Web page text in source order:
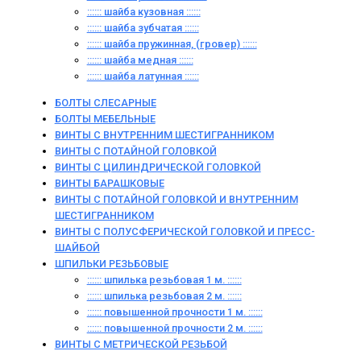
:::::: шайба кузовная ::::::
:::::: шайба зубчатая ::::::
:::::: шайба пружинная, (гровер) ::::::
:::::: шайба медная ::::::
:::::: шайба латунная ::::::
БОЛТЫ СЛЕСАРНЫЕ
БОЛТЫ МЕБЕЛЬНЫЕ
ВИНТЫ С ВНУТРЕННИМ ШЕСТИГРАННИКОМ
ВИНТЫ С ПОТАЙНОЙ ГОЛОВКОЙ
ВИНТЫ С ЦИЛИНДРИЧЕСКОЙ ГОЛОВКОЙ
ВИНТЫ БАРАШКОВЫЕ
ВИНТЫ С ПОТАЙНОЙ ГОЛОВКОЙ И ВНУТРЕННИМ
ШЕСТИГРАННИКОМ
ВИНТЫ С ПОЛУСФЕРИЧЕСКОЙ ГОЛОВКОЙ И ПРЕСС-
ШАЙБОЙ
ШПИЛЬКИ РЕЗЬБОВЫЕ
:::::: шпилька резьбовая 1 м. ::::::
:::::: шпилька резьбовая 2 м. ::::::
:::::: повышенной прочности 1 м. ::::::
:::::: повышенной прочности 2 м. ::::::
ВИНТЫ C МЕТРИЧЕСКОЙ РЕЗЬБОЙ